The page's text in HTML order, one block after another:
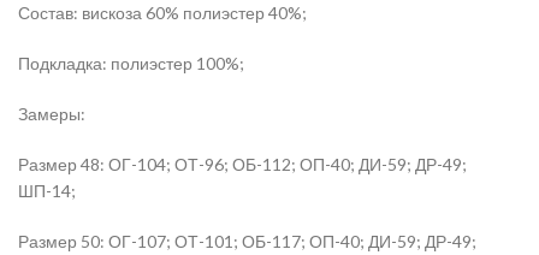
Состав: вискоза 60% полиэстер 40%;
Подкладка: полиэстер 100%;
Замеры:
Размер 48: ОГ-104; ОТ-96; ОБ-112; ОП-40; ДИ-59; ДР-49;
ШП-14;
Размер 50: ОГ-107; ОТ-101; ОБ-117; ОП-40; ДИ-59; ДР-49;